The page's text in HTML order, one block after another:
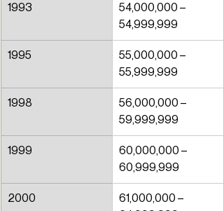
1993
54,000,000 –
54,999,999
1995
55,000,000 –
55,999,999
1998
56,000,000 –
59,999,999
1999
60,000,000 –
60,999,999
2000
61,000,000 –